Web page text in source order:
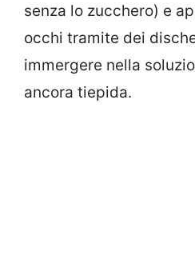
senza lo zucchero) e
occhi tramite dei
immergere nella
ancora tiepida.